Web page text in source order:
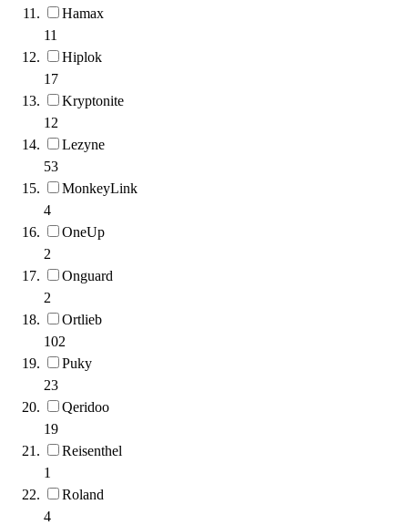
Hamax
11
Hiplok
17
Kryptonite
12
Lezyne
53
MonkeyLink
4
OneUp
2
Onguard
2
Ortlieb
102
Puky
23
Qeridoo
19
Reisenthel
1
Roland
4